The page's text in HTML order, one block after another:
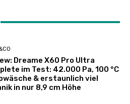
Dreame X60 Pro Ultra
im Test: 42.000 Pa, 100 °C
& erstaunlich viel
in nur 8,9 cm Höhe